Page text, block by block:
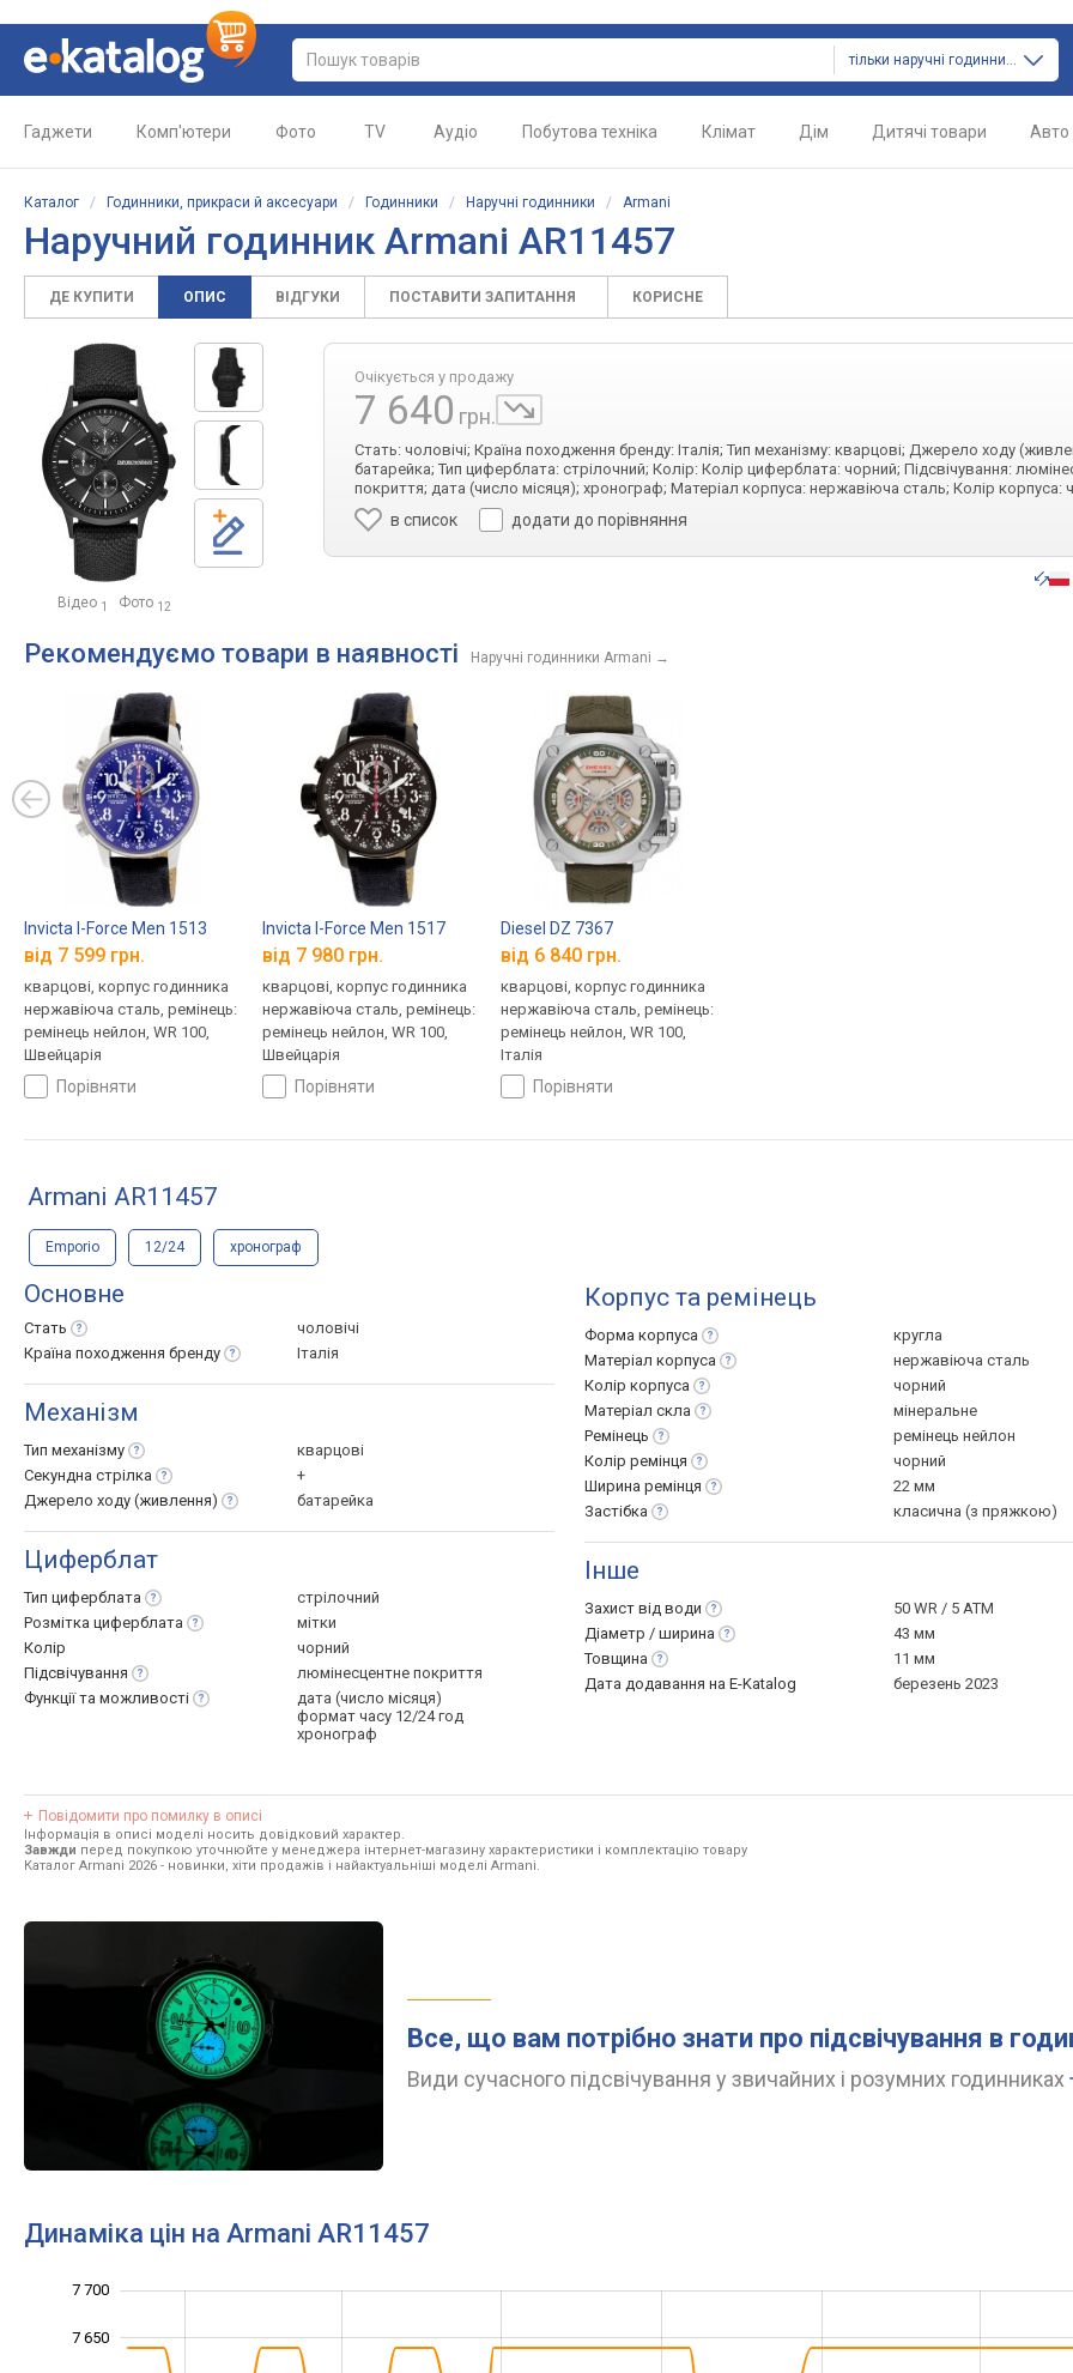
тільки наручні годинники
Гаджети Комп'ютери Фото TV Аудіо Побутова техніка Клімат Дім Дитячі товари Авто
Каталог / Годинники, прикраси й аксесуари / Годинники / Наручні годинники / Armani
Наручний годинник Armani AR11457
ДЕ КУПИТИ ОПИС ВІДГУКИ ПОСТАВИТИ ЗАПИТАННЯ КОРИСНЕ
Відео 1 Фото 12
Очікується у продажу
7 640 грн.
Стать: чоловічі; Країна походження бренду: Італія; Тип механізму: кварцові; Джерело ходу
батарейка; Тип циферблата: стрілочний; Колір: Колір циферблата: чорний; Підсвічування:
покриття; дата (число місяця); хронограф; Матеріал корпуса: нержавіюча сталь; Колір корпуса:
в список додати до порівняння
Рекомендуємо товари в наявності Наручні годинники Armani →
Invicta I-Force Men 1513
від 7 599 грн.
кварцові, корпус годинника
нержавіюча сталь, ремінець:
ремінець нейлон, WR 100,
Швейцарія
порівняти
Invicta I-Force Men 1517
від 7 980 грн.
кварцові, корпус годинника
нержавіюча сталь, ремінець:
ремінець нейлон, WR 100,
Швейцарія
порівняти
Diesel DZ 7367
від 6 840 грн.
кварцові, корпус годинника
нержавіюча сталь, ремінець:
ремінець нейлон, WR 100,
Італія
порівняти
Armani AR11457
Emporio 12/24 хронограф
Основне
Стать
чоловічі
Країна походження бренду Італія
Механізм
Тип механізму
кварцові
Секундна стрілка
+
Джерело ходу (живлення) батарейка
Циферблат
Тип циферблата
стрілочний
Розмітка циферблата
мітки
Колір
чорний
Підсвічування
люмінесцентне покриття
Функції та можливості
дата (число місяця)
формат часу 12/24 год
хронограф
Корпус та ремінець
Форма корпуса
кругла
Матеріал корпуса
нержавіюча сталь
Колір корпуса
чорний
Матеріал скла
мінеральне
Ремінець
ремінець нейлон
Колір ремінця
чорний
Ширина ремінця
22 мм
Застібка
класична (з пряжкою)
Інше
Захист від води
50 WR / 5 ATM
Діаметр / ширина
43 мм
Товщина
11 мм
Дата додавання на E-Katalog
березень 2023
Повідомити про помилку в описі
Інформація в описі моделі носить довідковий характер.
Завжди перед покупкою уточнюйте у менеджера інтернет-магазину характеристики і комплектацію товару
Каталог Armani 2026 - новинки, хіти продажів і найактуальніші моделі Armani.
Все, що вам потрібно знати про підсвічування в
Види сучасного підсвічування у звичайних і розумних годинниках
Динаміка цін на Armani AR11457
7 650
7 700